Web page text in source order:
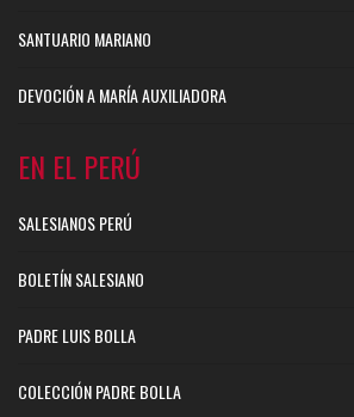
SANTUARIO MARIANO
DEVOCIÓN A MARÍA AUXILIADORA
EN EL PERÚ
SALESIANOS PERÚ
BOLETÍN SALESIANO
PADRE LUIS BOLLA
COLECCIÓN PADRE BOLLA